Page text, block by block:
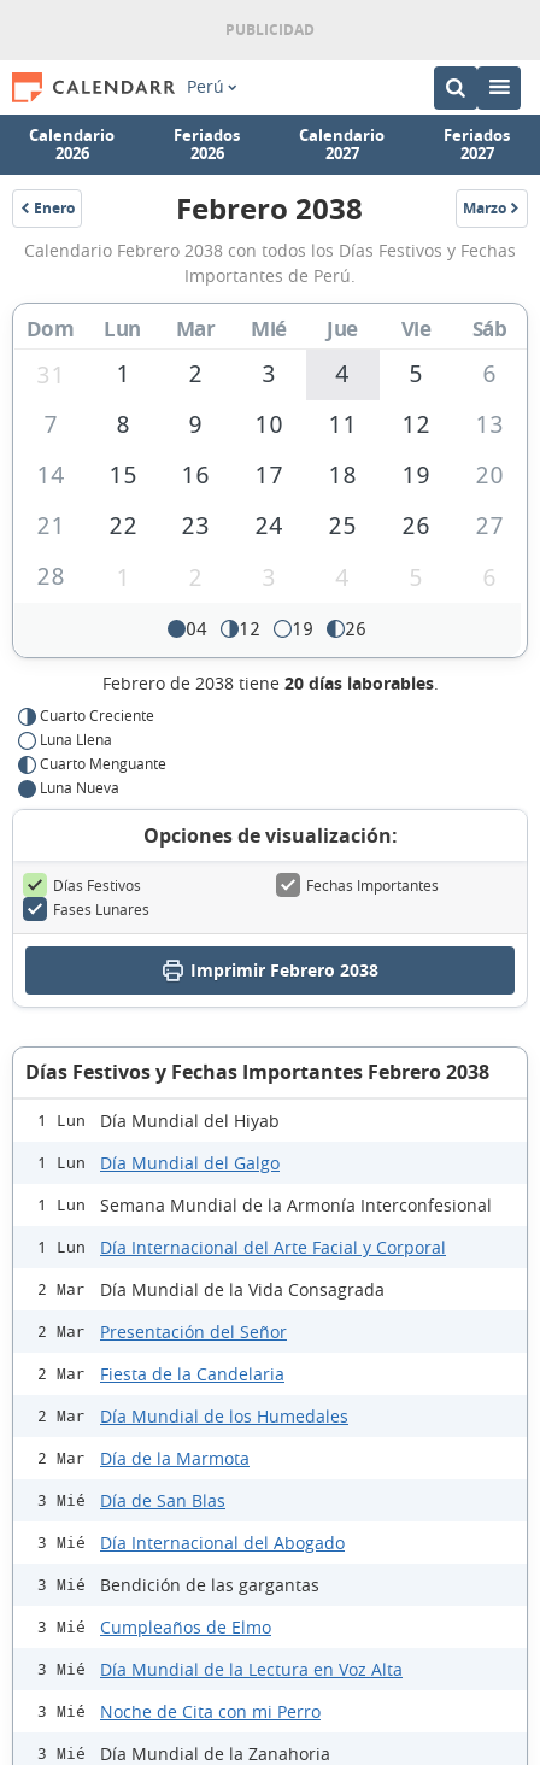
Perú
Calendario
2026
Feriados
2026
Calendario
2027
Feriados
2027
Enero
2038
Calendario
Febrero
2038
de
Perú
Febrero 2038 Marzo
2038
Calendario Febrero 2038 con todos los Días Festivos y Fechas
Importantes de Perú.
Dom Lun Mar Mié Jue Vie Sáb
31 1 2 3 4 5
6
7
8 9 10 11 12
13
14
15 16 17 18 19
20
21
22 23 24 25 26
27
28
1 2 3 4 5 6
04 12 19 26
Febrero de 2038 tiene 20 días laborables.
Cuarto Creciente
Luna Llena
Cuarto Menguante
Luna Nueva
Opciones de visualización:
Días Festivos
Fechas Importantes
Fases Lunares
Imprimir Febrero 2038
Días Festivos y Fechas Importantes Febrero 2038
1 Lun Día Mundial del Hiyab
1 Lun Día Mundial del Galgo
1 Lun Semana Mundial de la Armonía Interconfesional
1 Lun Día Internacional del Arte Facial y Corporal
2 Mar Día Mundial de la Vida Consagrada
2 Mar Presentación del Señor
2 Mar Fiesta de la Candelaria
2 Mar Día Mundial de los Humedales
2 Mar Día de la Marmota
3 Mié Día de San Blas
3 Mié Día Internacional del Abogado
3 Mié Bendición de las gargantas
3 Mié Cumpleaños de Elmo
3 Mié Día Mundial de la Lectura en Voz Alta
3 Mié Noche de Cita con mi Perro
3 Mié Día Mundial de la Zanahoria